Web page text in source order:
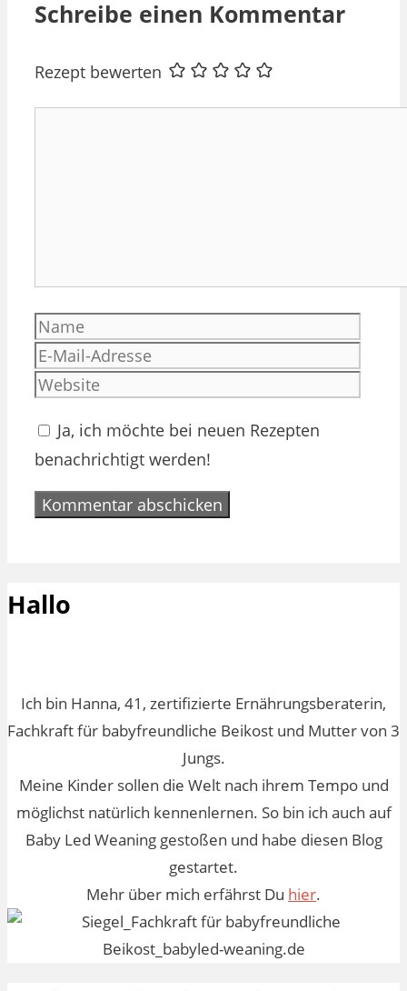
Schreibe einen Kommentar
Rezept bewerten
Name
Ja, ich möchte bei neuen Rezepten
benachrichtigt werden!
Hallo
Ich bin Hanna, 41, zertifizierte Ernährungsberaterin,
Fachkraft für babyfreundliche Beikost und Mutter von 3
Jungs.
Meine Kinder sollen die Welt nach ihrem Tempo und
möglichst natürlich kennenlernen. So bin ich auch auf
Baby Led Weaning gestoßen und habe diesen Blog
gestartet.
Mehr über mich erfährst Du hier.